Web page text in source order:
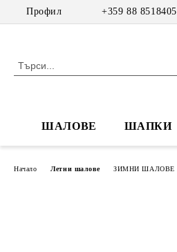
Профил +359 88 8518405
ШАЛОВЕ ШАПКИ
Начало Летни шалове ЗИМНИ ШАЛОВЕ